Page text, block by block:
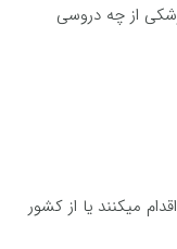
از چه دروسی
میکنند یا از کشور